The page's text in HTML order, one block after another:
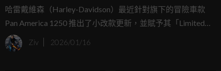
哈雷戴維森（Harley-Davidson）最近針對旗下的冒險車款
Pan America 1250 推出了小改款更新，並賦予其「Limited」
之名，這款車基本上就是為了那些「懶得選配、我全都要」
的騎士準備的，哈雷直接把所有能裝的選配件全部塞進這台
Ziv 2026/01/16